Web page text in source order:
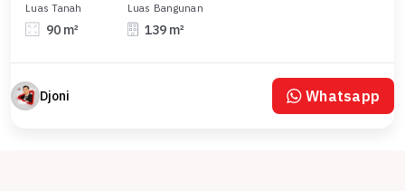
Luas Tanah
90 m²
Luas Bangunan
139 m²
Djoni Whatsapp